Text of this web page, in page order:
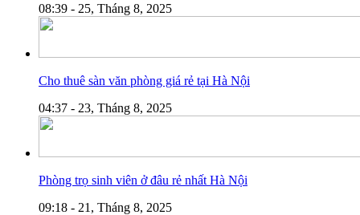
08:39 - 25, Tháng 8, 2025
Cho thuê sàn văn phòng giá rẻ tại Hà Nội
04:37 - 23, Tháng 8, 2025
Phòng trọ sinh viên ở đâu rẻ nhất Hà Nội
09:18 - 21, Tháng 8, 2025